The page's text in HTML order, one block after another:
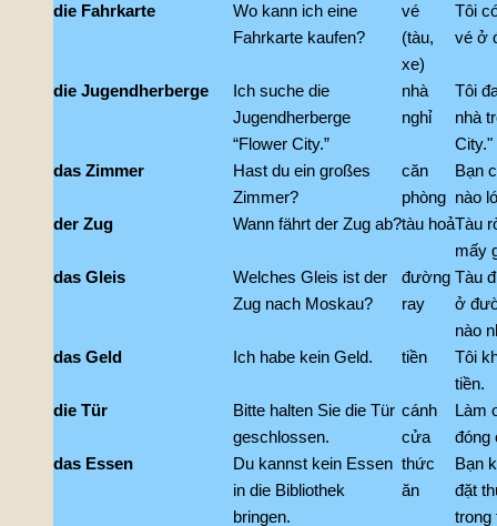
die Fahrkarte
Wo kann ich eine
Fahrkarte kaufen?
vé
(tàu,
xe)
Tôi
vé ở
die Jugendherberge
Ich suche die
Jugendherberge
“Flower City.”
nhà
nghỉ
Tôi
nhà
City."
das Zimmer
Hast du ein großes
Zimmer?
căn
phòng
Bạn
nào
der Zug
Wann fährt der Zug ab?tàu hoảTàu
mấy
das Gleis
Welches Gleis ist der
Zug nach Moskau?
đường
ray
Tàu
ở
nào
das Geld
Ich habe kein Geld. tiền
Tôi
tiền.
die Tür
Bitte halten Sie die Tür
geschlossen.
cánh
cửa
Làm
đóng
das Essen
Du kannst kein Essen
in die Bibliothek
bringen.
thức
ăn
Bạn
đặt
trong